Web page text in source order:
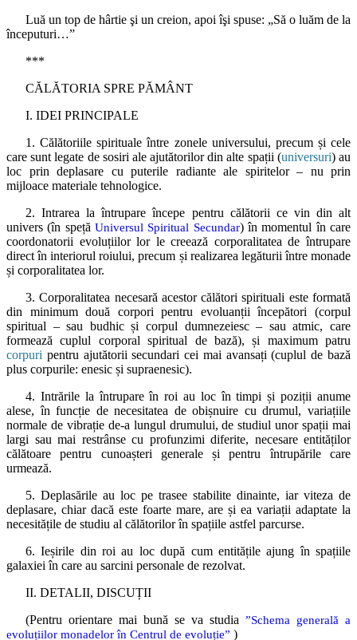
Luă un top de hârtie şi un creion, apoi îşi spuse: „Să o luăm de la
începuturi…”
***
CĂLĂTORIA SPRE PĂMÂNT
I. IDEI PRINCIPALE
1. Călătoriile spirituale între zonele universului, precum și cele
care sunt legate de sosiri ale ajutătorilor din alte spații (universuri) au
loc prin deplasare cu puterile radiante ale spiritelor – nu prin
mijloace materiale tehnologice.
2. Intrarea la întrupare începe pentru călătorii ce vin din alt
univers (în speță Universul Spiritual Secundar) în momentul în care
coordonatorii evoluțiilor lor le creează corporalitatea de întrupare
direct în interiorul roiului, precum și realizarea legăturii între monade
și corporalitatea lor.
3. Corporalitatea necesară acestor călători spirituali este formată
din minimum două corpori pentru evoluanții începători (corpul
spiritual – sau budhic și corpul dumnezeiesc – sau atmic, care
formează cuplul corporal spiritual de bază), și maximum patru
corpuri pentru ajutătorii secundari cei mai avansați (cuplul de bază
plus corpurile: enesic și supraenesic).
4. Intrările la întrupare în roi au loc în timpi și poziții anume
alese, în funcție de necesitatea de obișnuire cu drumul, variațiile
normale de vibrație de-a lungul drumului, de studiul unor spații mai
largi sau mai restrânse cu profunzimi diferite, necesare entităților
călătoare pentru cunoașteri generale și pentru întrupările care
urmează.
5. Deplasările au loc pe trasee stabilite dinainte, iar viteza de
deplasare, chiar dacă este foarte mare, are și ea variații adaptate la
necesitățile de studiu al călătorilor în spațiile astfel parcurse.
6. Ieșirile din roi au loc după cum entitățile ajung în spațiile
galaxiei în care au sarcini personale de rezolvat.
II. DETALII, DISCUȚII
(Pentru orientare mai bună se va studia ”Schema generală a
evoluțiilor monadelor în Centrul de evoluție” )